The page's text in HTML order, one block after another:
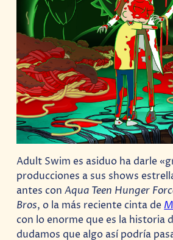
Adult Swim es asiduo ha darle
producciones a sus shows
antes conAqua Teen Hunger
Bros, o la más reciente cinta de
con lo enorme que es la historia
dudamos que algo así podría